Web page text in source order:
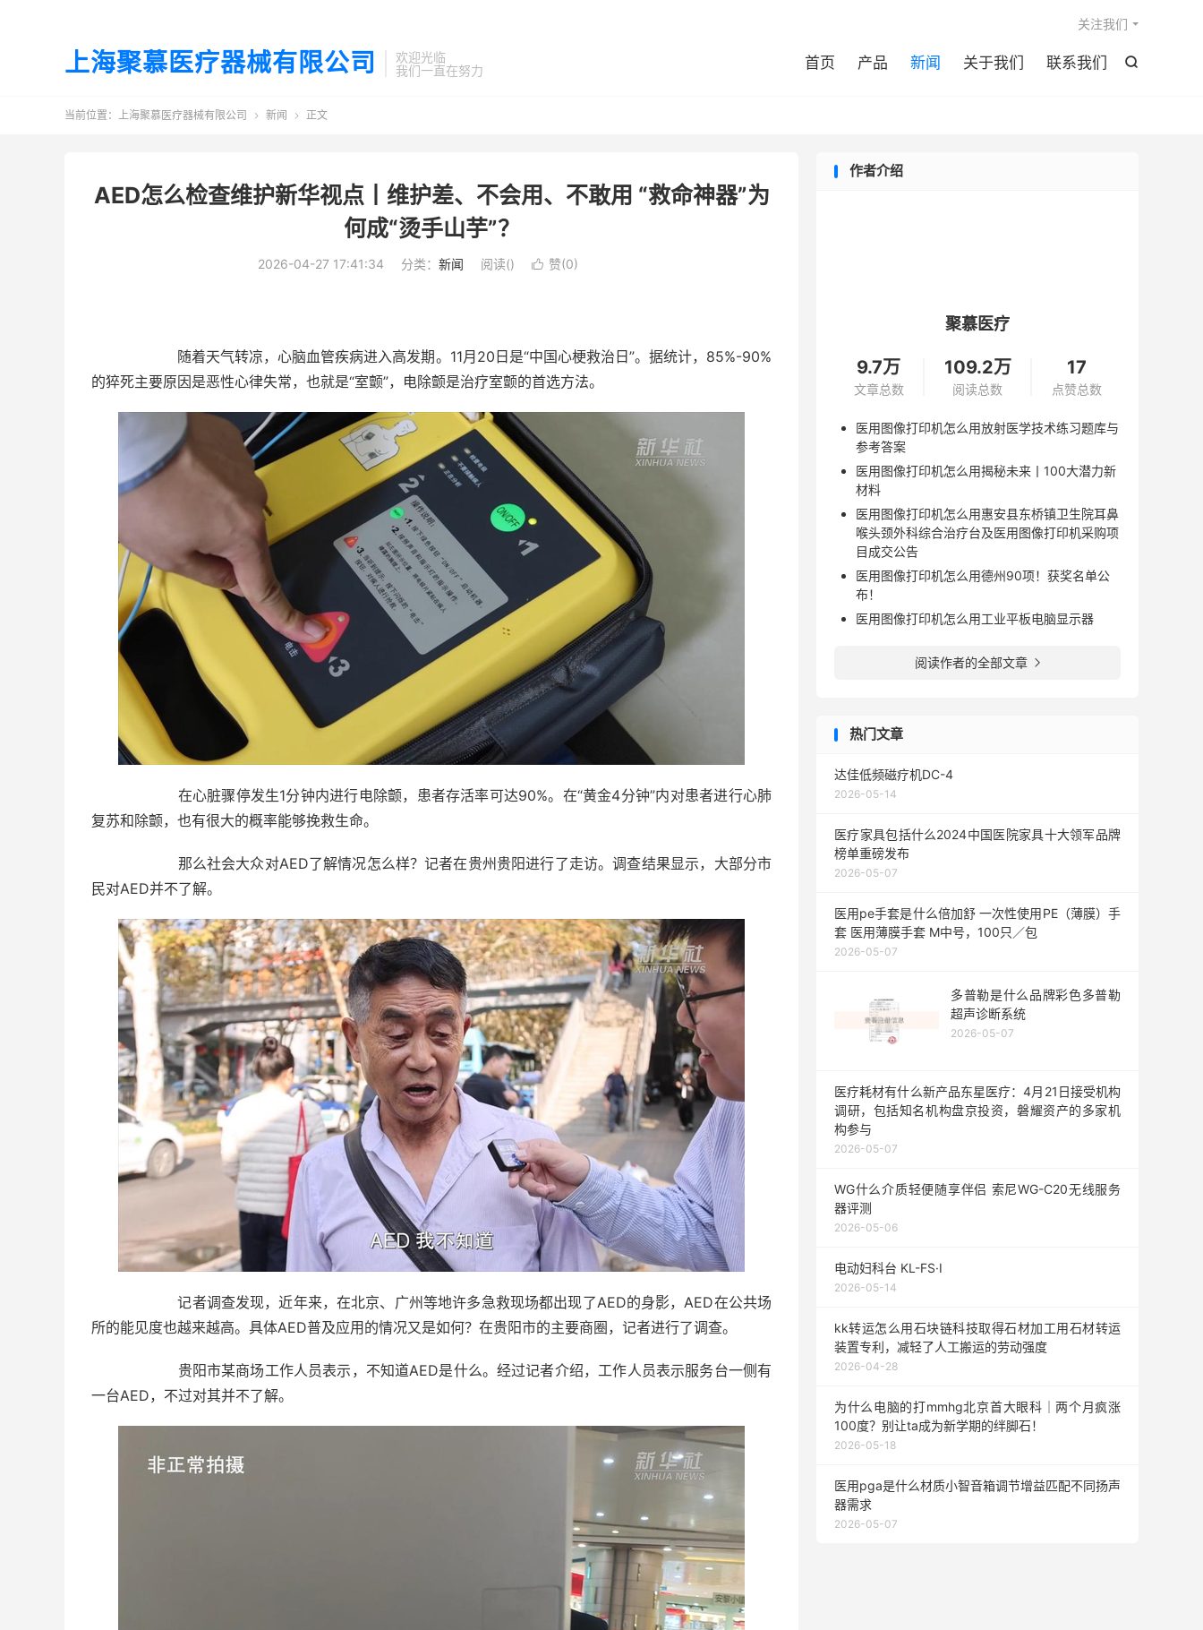
上海聚慕医疗器械有限公司
欢迎光临
我们一直在努力

首页 产品 新闻 关于我们 联系我们
关注我们
当前位置： 上海聚慕医疗器械有限公司  新闻  正文
AED怎么检查维护新华视点丨维护差、不会用、不敢用 “救命神器”为
何成“烫手山芋”？
2026-04-27 17:41:34 分类： 新闻 阅读()  赞(0)
随着天气转凉，心脑血管疾病进入高发期。11月20日是“中国心梗救治日”。据统计，85%-90%
的猝死主要原因是恶性心律失常，也就是“室颤”，电除颤是治疗室颤的首选方法。
在心脏骤停发生1分钟内进行电除颤，患者存活率可达90%。在“黄金4分钟”内对患者进行心肺
复苏和除颤，也有很大的概率能够挽救生命。
那么社会大众对AED了解情况怎么样？记者在贵州贵阳进行了走访。调查结果显示，大部分市
民对AED并不了解。
记者调查发现，近年来，在北京、广州等地许多急救现场都出现了AED的身影，AED在公共场
所的能见度也越来越高。具体AED普及应用的情况又是如何？在贵阳市的主要商圈，记者进行了调查。
贵阳市某商场工作人员表示，不知道AED是什么。经过记者介绍，工作人员表示服务台一侧有
一台AED，不过对其并不了解。
作者介绍
聚慕医疗
9.7万
文章总数
109.2万
阅读总数
17
点赞总数
医用图像打印机怎么用放射医学技术练习题库与
参考答案
医用图像打印机怎么用揭秘未来丨100大潜力新
材料
医用图像打印机怎么用惠安县东桥镇卫生院耳鼻
喉头颈外科综合治疗台及医用图像打印机采购项
目成交公告
医用图像打印机怎么用德州90项！获奖名单公
布！
医用图像打印机怎么用工业平板电脑显示器
阅读作者的全部文章 
热门文章
达佳低频磁疗机DC-4
2026-05-14
医疗家具包括什么2024中国医院家具十大领军品牌
榜单重磅发布
2026-05-07
医用pe手套是什么倍加舒 一次性使用PE（薄膜）手
套 医用薄膜手套 M中号，100只／包
2026-05-07
多普勒是什么品牌彩色多普勒
超声诊断系统
2026-05-07
医疗耗材有什么新产品东星医疗：4月21日接受机构
调研，包括知名机构盘京投资，磐耀资产的多家机
构参与
2026-05-07
WG什么介质轻便随享伴侣 索尼WG-C20无线服务
器评测
2026-05-06
电动妇科台 KL-FS·I
2026-05-14
kk转运怎么用石块链科技取得石材加工用石材转运
装置专利，减轻了人工搬运的劳动强度
2026-04-28
为什么电脑的打mmhg北京首大眼科｜两个月疯涨
100度？别让ta成为新学期的绊脚石！
2026-05-18
医用pga是什么材质小智音箱调节增益匹配不同扬声
器需求
2026-05-07